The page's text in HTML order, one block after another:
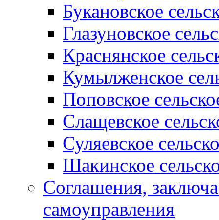
Букановское
Глазуновское
Краснянское
Кумылженское
Поповское
Слащевское
Суляевское
Шакинское
Соглашения,
самоуправления